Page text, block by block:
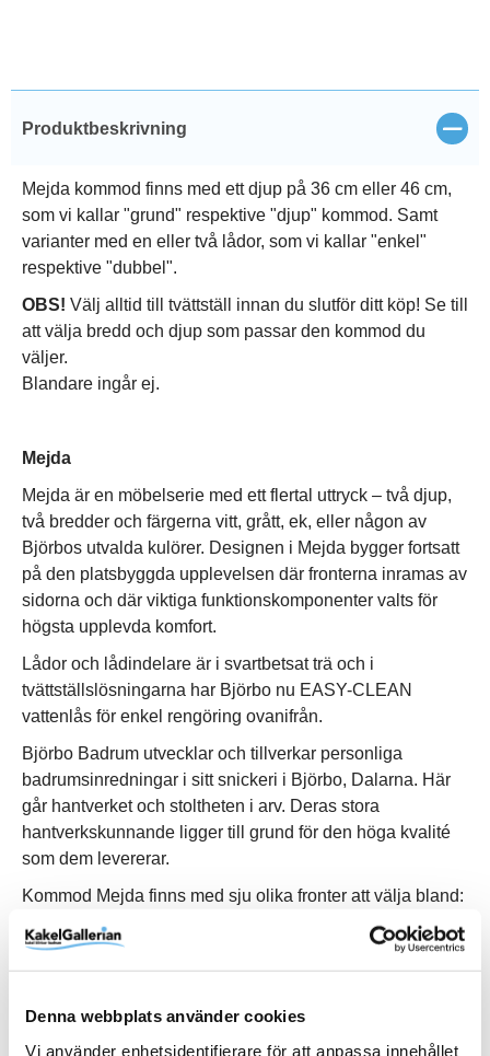
Denna webbplats använder cookies
Vi använder enhetsidentifierare för att anpassa innehållet
Produktbeskrivning Stäng
Mejda kommod finns med ett djup på 36 cm eller 46 cm,
som vi kallar "grund" respektive "djup" kommod. Samt
varianter med en eller två lådor, som vi kallar "enkel"
respektive "dubbel".
OBS! Välj alltid till tvättställ innan du slutför ditt köp! Se till
att välja bredd och djup som passar den kommod du
väljer.
Blandare ingår ej.
Mejda
Mejda är en möbelserie med ett flertal uttryck – två djup,
två bredder och färgerna vitt, grått, ek, eller någon av
Björbos utvalda kulörer. Designen i Mejda bygger fortsatt
på den platsbyggda upplevelsen där fronterna inramas av
sidorna och där viktiga funktionskomponenter valts för
högsta upplevda komfort.
Lådor och lådindelare är i svartbetsat trä och i
tvättställslösningarna har Björbo nu EASY-CLEAN
vattenlås för enkel rengöring ovanifrån.
Björbo Badrum utvecklar och tillverkar personliga
badrumsinredningar i sitt snickeri i Björbo, Dalarna. Här
går hantverket och stoltheten i arv. Deras stora
hantverkskunnande ligger till grund för den höga kvalité
som dem levererar.
Kommod Mejda finns med sju olika fronter att välja bland:
Dälja Facett, Harv, Klöver, Linje, Ram M1, Ekram och
Slät.